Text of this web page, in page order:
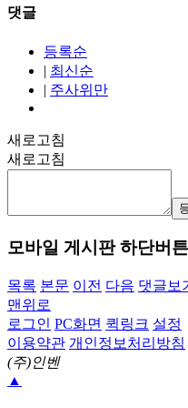
댓글
등록순
| 최신순
| 주사위만
새로고침
새로고침
모바일 게시판 하단버튼
목록 본문 이전 다음 댓글보
맨위로
로그인 PC화면 퀵링크 설정
이용약관 개인정보처리방침
(주)인벤
▲